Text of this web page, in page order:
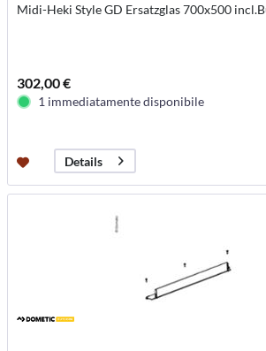
Midi-Heki Style GD Ersatzglas 700x500
302,00 €
1 immediatamente disponibile
Details